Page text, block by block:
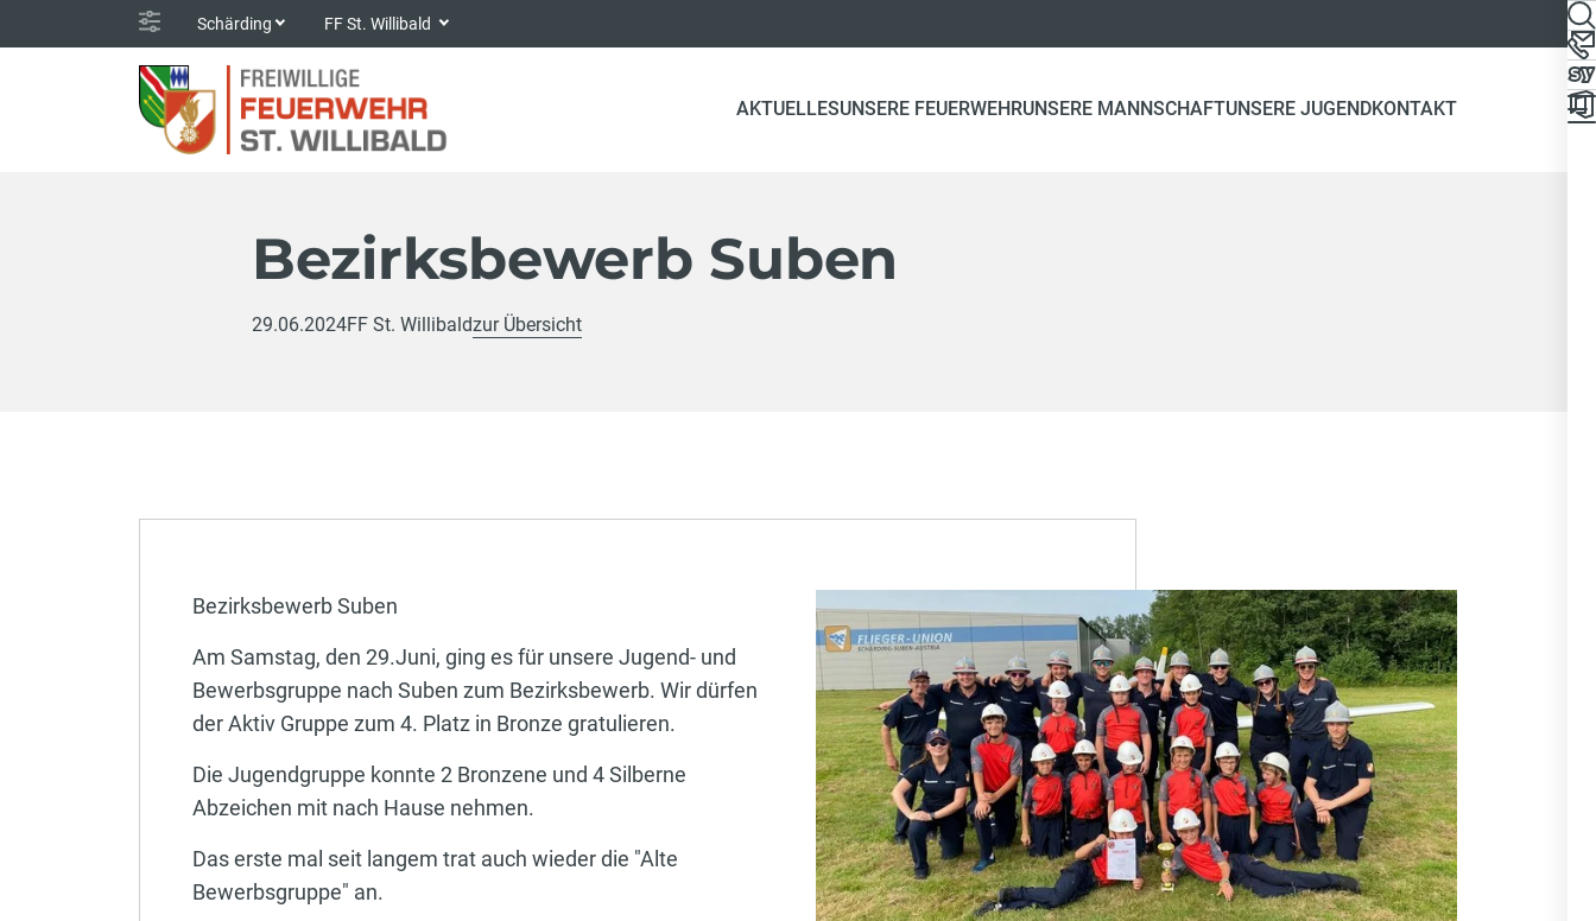
Schärding FF St. Willibald
AKTUELLESUNSERE FEUERWEHRUNSERE MANNSCHAFTUNSERE JUGENDKONTAKT
Bezirksbewerb Suben
29.06.2024FF St. Willibaldzur Übersicht
Bezirksbewerb Suben
Am Samstag, den 29.Juni, ging es für unsere Jugend- und
Bewerbsgruppe nach Suben zum Bezirksbewerb. Wir dürfen
der Aktiv Gruppe zum 4. Platz in Bronze gratulieren.
Die Jugendgruppe konnte 2 Bronzene und 4 Silberne
Abzeichen mit nach Hause nehmen.
Das erste mal seit langem trat auch wieder die "Alte
Bewerbsgruppe" an.